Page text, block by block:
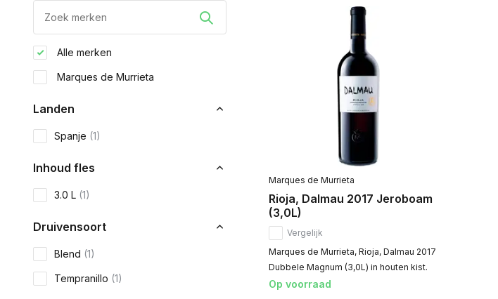
Alle merken
Marques de Murrieta
Landen
Spanje (1)
Inhoud fles
3.0 L (1)
Druivensoort
Blend (1)
Tempranillo (1)
Marques de Murrieta
Rioja, Dalmau 2017 Jeroboam
(3,0L)
Vergelijk
Marques de Murrieta, Rioja, Dalmau 2017
Dubbele Magnum (3,0L) in houten kist.
Op voorraad